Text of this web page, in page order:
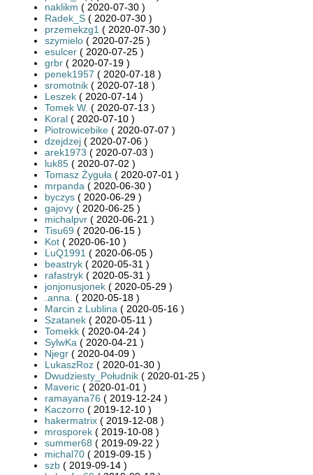
naklikm ( 2020-07-30 )
Radek_S ( 2020-07-30 )
przemekzg1 ( 2020-07-30 )
szymielo ( 2020-07-25 )
esulcer ( 2020-07-25 )
grbr ( 2020-07-19 )
penek1957 ( 2020-07-18 )
sromotnik ( 2020-07-18 )
Leszek ( 2020-07-14 )
Tomek W. ( 2020-07-13 )
Koral ( 2020-07-10 )
Piotrowicebike ( 2020-07-07 )
dzejdzej ( 2020-07-06 )
arek1973 ( 2020-07-03 )
luk85 ( 2020-07-02 )
Tomasz Żyguła ( 2020-07-01 )
mrpanda ( 2020-06-30 )
byczys ( 2020-06-29 )
gajovy ( 2020-06-25 )
michalpvr ( 2020-06-21 )
Tisu69 ( 2020-06-15 )
Kot ( 2020-06-10 )
LuQ1991 ( 2020-06-05 )
beastryk ( 2020-05-31 )
rafastryk ( 2020-05-31 )
jonjonusjonek ( 2020-05-29 )
.anna. ( 2020-05-18 )
Marcin z Lublina ( 2020-05-16 )
Szatanek ( 2020-05-11 )
Tomekk ( 2020-04-24 )
SylwKa ( 2020-04-21 )
Njegr ( 2020-04-09 )
LukaszRoz ( 2020-01-30 )
Dwudziesty_Południk ( 2020-01-25 )
Maveric ( 2020-01-01 )
ramayana76 ( 2019-12-24 )
Kaczorro ( 2019-12-10 )
hakermatrix ( 2019-12-08 )
mrosporek ( 2019-10-08 )
summer68 ( 2019-09-22 )
michal70 ( 2019-09-15 )
szb ( 2019-09-14 )